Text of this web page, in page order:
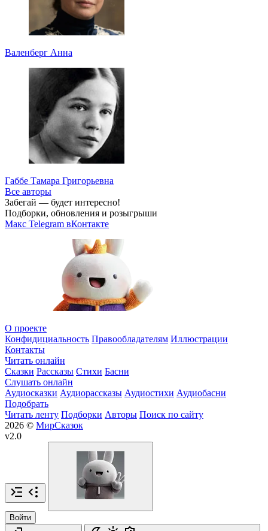
Валенберг Анна
Габбе Тамара Григорьевна
Все авторы
Забегай — будет интересно!
Подборки, обновления и розыгрыши
Макс Telegram вКонтакте
О проекте
Конфидициальность Правообладателям Иллюстрации
Контакты
Читать онлайн
Сказки Рассказы Стихи Басни
Слушать онлайн
Аудиосказки Аудиорассказы Аудиостихи Аудиобасни
Подобрать
Читать ленту Подборки Авторы Поиск по сайту
2026 © МирСказок
v2.0
Войти